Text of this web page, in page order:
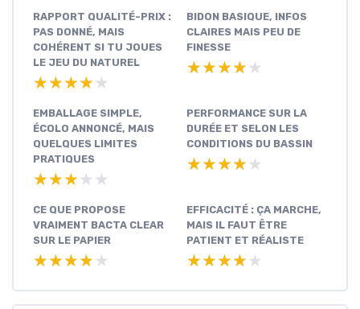
RAPPORT QUALITÉ-PRIX :
PAS DONNÉ, MAIS
COHÉRENT SI TU JOUES
LE JEU DU NATUREL
★★★★★
★★★★★
BIDON BASIQUE, INFOS
CLAIRES MAIS PEU DE
FINESSE
★★★★★
★★★★★
EMBALLAGE SIMPLE,
ÉCOLO ANNONCÉ, MAIS
QUELQUES LIMITES
PRATIQUES
★★★★★
★★★★★
PERFORMANCE SUR LA
DURÉE ET SELON LES
CONDITIONS DU BASSIN
★★★★★
★★★★★
CE QUE PROPOSE
VRAIMENT BACTA CLEAR
SUR LE PAPIER
★★★★★
★★★★★
EFFICACITÉ : ÇA MARCHE,
MAIS IL FAUT ÊTRE
PATIENT ET RÉALISTE
★★★★★
★★★★★